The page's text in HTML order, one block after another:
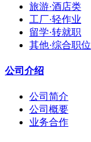
旅游·酒店类
工厂·轻作业
留学·转就职
其他·综合职位
公司介绍
公司简介
公司概要
业务合作